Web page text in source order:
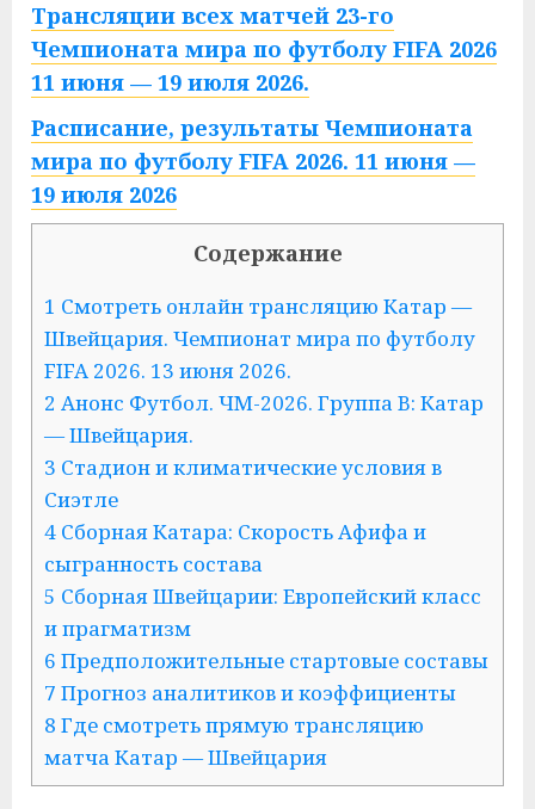
Трансляции всех матчей 23-го
Чемпионата мира по футболу FIFA 2026
11 июня — 19 июля 2026.
Расписание, результаты Чемпионата
мира по футболу FIFA 2026. 11 июня —
19 июля 2026
Содержание
1 Смотреть онлайн трансляцию Катар —
Швейцария. Чемпионат мира по футболу
FIFA 2026. 13 июня 2026.
2 Анонс Футбол. ЧМ-2026. Группа B: Катар
— Швейцария.
3 Стадион и климатические условия в
Сиэтле
4 Сборная Катара: Скорость Афифа и
сыгранность состава
5 Сборная Швейцарии: Европейский класс
и прагматизм
6 Предположительные стартовые составы
7 Прогноз аналитиков и коэффициенты
8 Где смотреть прямую трансляцию
матча Катар — Швейцария